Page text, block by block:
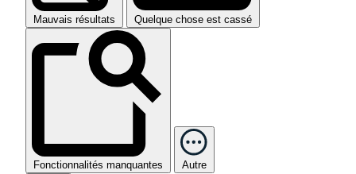
Mauvais résultats Quelque chose est cassé
Fonctionnalités manquantes Autre